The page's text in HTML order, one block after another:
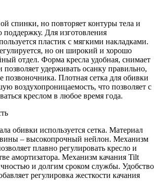
спинки, но повторяет контуры тела и
Для изготовления
пластик с мягкими накладками.
но он широкий и хорошо
отдел. Форма кресла удобная, снимает
удерживать осанку правильно,
позвоночника. Плотная сетка для обивки
воздухопроницаемость, что позволяет с
креслом в любое время года.
обивки используется сетка. Материал
– высокопрочный нейлон. Механизм
плавно регулировать кресло и
амортизатора. Механизм качания Tilt
и долгим сроком службы. Удобство
регулировка жесткости качания